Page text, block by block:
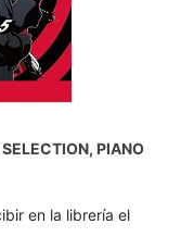
PIANO
en la librería el